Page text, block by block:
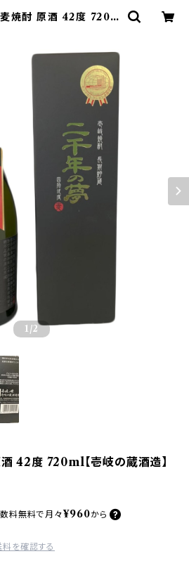
1 /2
42度 720ml【壱岐の蔵酒造】
料無料で 月々¥960から
料を確認する